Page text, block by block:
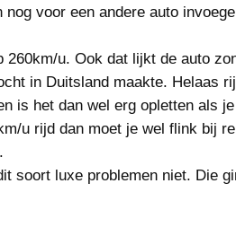
nog voor een andere auto
260km/u. Ook dat lijkt de auto
in Duitsland maakte. Helaas
is het dan wel erg opletten als
u rijd dan moet je wel flink bij
soort luxe problemen niet. Die